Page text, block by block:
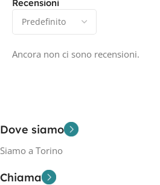
Recensioni
Ancora non ci sono recensioni.
Dove siamo
Siamo a Torino
Chiama